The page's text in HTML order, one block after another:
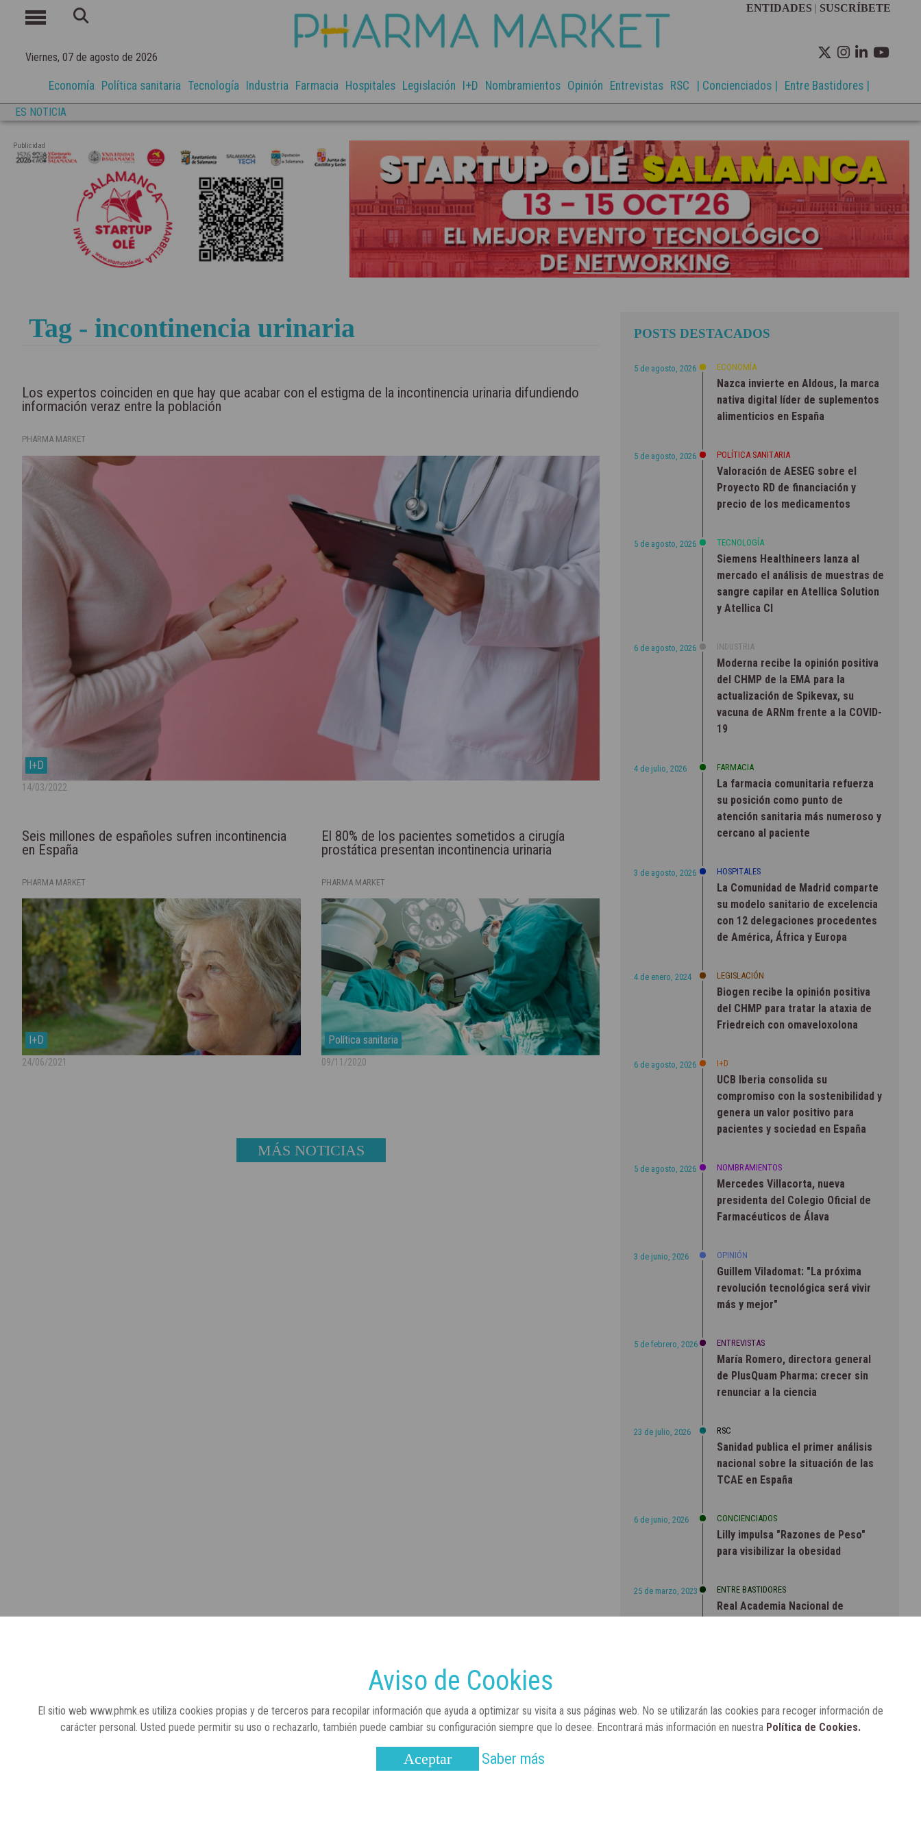
Viernes, 07 de agosto de 2026
ENTIDADES | SUSCRÍBETE
Economía Política sanitaria Tecnología Industria Farmacia Hospitales Legislación I+D Nombramientos Opinión Entrevistas RSC | Concienciados | Entre Bastidores |
ES NOTICIA
Publicidad
Tag - incontinencia urinaria
Los expertos coinciden en que hay que acabar con el estigma de la incontinencia urinaria difundiendo
información veraz entre la población
PHARMA MARKET
I+D
14/03/2022
Seis millones de españoles sufren incontinencia
en España
PHARMA MARKET
I+D
24/06/2021
El 80% de los pacientes sometidos a cirugía
prostática presentan incontinencia urinaria
PHARMA MARKET
Política sanitaria
09/11/2020
MÁS NOTICIAS
POSTS DESTACADOS
5 de agosto, 2026 ECONOMÍA
Nazca invierte en Aldous, la marca
nativa digital líder de suplementos
alimenticios en España
5 de agosto, 2026 POLÍTICA SANITARIA
Valoración de AESEG sobre el
Proyecto RD de financiación y
precio de los medicamentos
5 de agosto, 2026 TECNOLOGÍA
Siemens Healthineers lanza al
mercado el análisis de muestras de
sangre capilar en Atellica Solution
y Atellica CI
6 de agosto, 2026 INDUSTRIA
Moderna recibe la opinión positiva
del CHMP de la EMA para la
actualización de Spikevax, su
vacuna de ARNm frente a la COVID-
19
4 de julio, 2026 FARMACIA
La farmacia comunitaria refuerza
su posición como punto de
atención sanitaria más numeroso y
cercano al paciente
3 de agosto, 2026 HOSPITALES
La Comunidad de Madrid comparte
su modelo sanitario de excelencia
con 12 delegaciones procedentes
de América, África y Europa
4 de enero, 2024 LEGISLACIÓN
Biogen recibe la opinión positiva
del CHMP para tratar la ataxia de
Friedreich con omaveloxolona
6 de agosto, 2026 I+D
UCB Iberia consolida su
compromiso con la sostenibilidad y
genera un valor positivo para
pacientes y sociedad en España
5 de agosto, 2026 NOMBRAMIENTOS
Mercedes Villacorta, nueva
presidenta del Colegio Oficial de
Farmacéuticos de Álava
3 de junio, 2026 OPINIÓN
Guillem Viladomat: "La próxima
revolución tecnológica será vivir
más y mejor"
5 de febrero, 2026 ENTREVISTAS
María Romero, directora general
de PlusQuam Pharma: crecer sin
renunciar a la ciencia
23 de julio, 2026 RSC
Sanidad publica el primer análisis
nacional sobre la situación de las
TCAE en España
6 de junio, 2026 CONCIENCIADOS
Lilly impulsa "Razones de Peso"
para visibilizar la obesidad
25 de marzo, 2023 ENTRE BASTIDORES
Real Academia Nacional de
Aviso de Cookies
El sitio web www.phmk.es utiliza cookies propias y de terceros para recopilar información que ayuda a optimizar su visita a sus páginas web. No se utilizarán las cookies para recoger información de
carácter personal. Usted puede permitir su uso o rechazarlo, también puede cambiar su configuración siempre que lo desee. Encontrará más información en nuestra Política de Cookies.
Aceptar Saber más